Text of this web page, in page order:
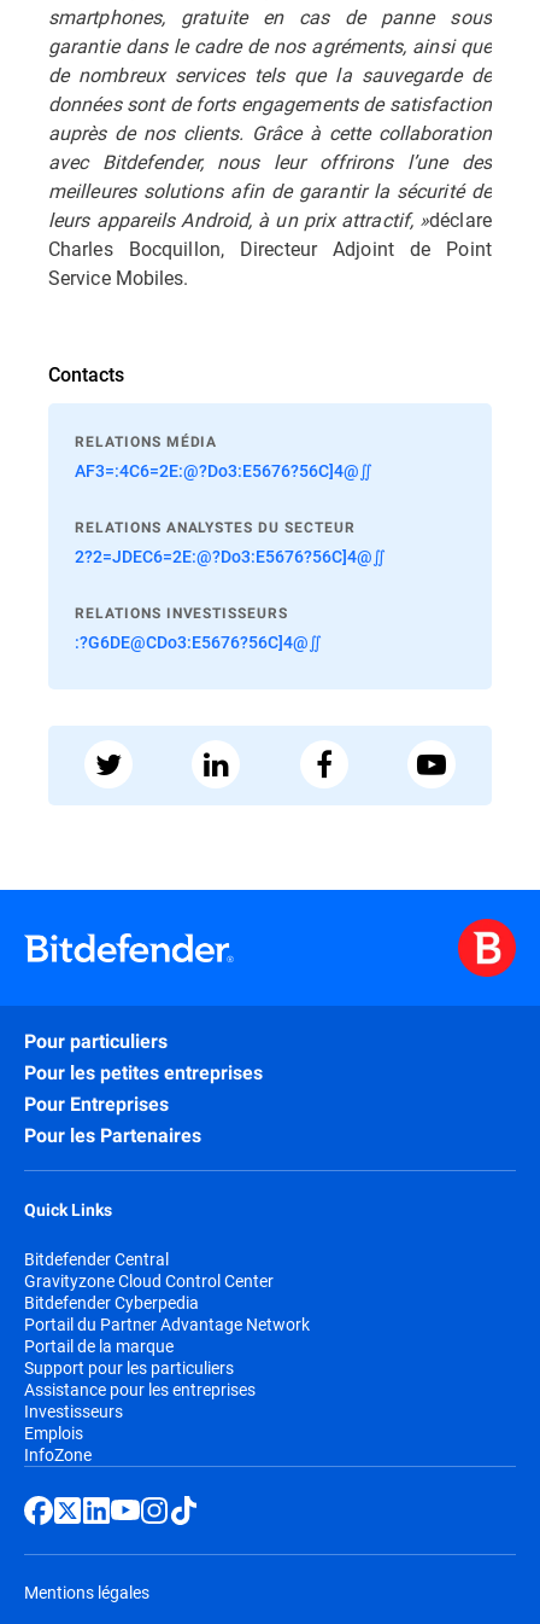
smartphones, gratuite en cas de panne sous
garantie dans le cadre de nos agréments, ainsi que
de nombreux services tels que la sauvegarde de
données sont de forts engagements de satisfaction
auprès de nos clients. Grâce à cette collaboration
avec Bitdefender, nous leur offrirons l’une des
meilleures solutions afin de garantir la sécurité de
leurs appareils Android, à un prix attractif, »déclare
Charles Bocquillon, Directeur Adjoint de Point
Service Mobiles.
Contacts
RELATIONS MÉDIA
AF3=:4C6=2E:@?Do3:E5676?56C]4@∬
RELATIONS ANALYSTES DU SECTEUR
2?2=JDEC6=2E:@?Do3:E5676?56C]4@∬
RELATIONS INVESTISSEURS
:?G6DE@CDo3:E5676?56C]4@∬
Pour particuliers
Pour les petites entreprises
Pour Entreprises
Pour les Partenaires
Quick Links
Bitdefender Central
Gravityzone Cloud Control Center
Bitdefender Cyberpedia
Portail du Partner Advantage Network
Portail de la marque
Support pour les particuliers
Assistance pour les entreprises
Investisseurs
Emplois
InfoZone
Mentions légales